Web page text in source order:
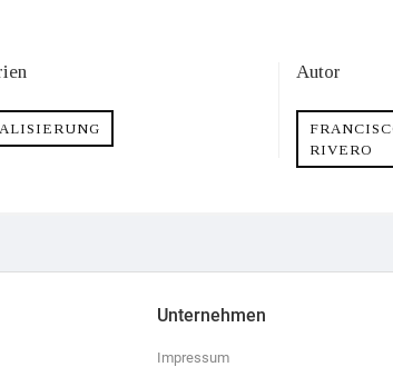
Autor
RIVERO
Unternehmen
Impressum